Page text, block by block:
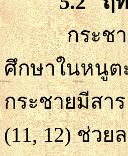
กระชาย
ศึกษาในหนูต
กระชายมีสา
(11, 12)ช่วย